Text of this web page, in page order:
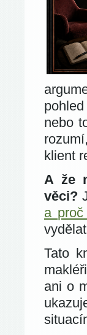
nebo
klient
A že
věci?
a
Tato
ani o